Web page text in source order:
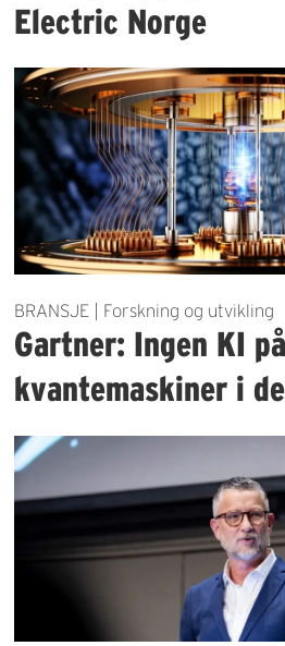
Electric Norge
BRANSJE | Forskning og utvikling
Gartner: Ingen KI på
kvantemaskiner i